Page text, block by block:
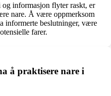
informasjon flyter raskt, er
nare. Å være oppmerksom
informerte beslutninger, være
farer.
å praktisere nare i